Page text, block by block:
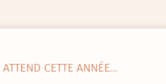
CETTE ANNÉE…